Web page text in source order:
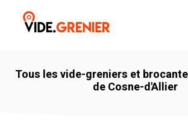
Tous les vide-greniers et
de Cosne-d'Allier